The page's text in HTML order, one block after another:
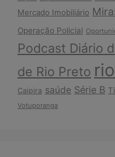
Mercado Imobiliário
Operação Policial
Podcast Diário
de Rio Preto
Caipira saúde Série B
Votuporanga